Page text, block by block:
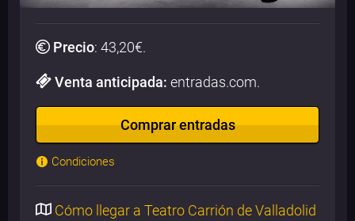
Precio: 43,20€.
Venta anticipada: entradas.com.
Comprar entradas
Condiciones
Cómo llegar a Teatro Carrión de Valladolid